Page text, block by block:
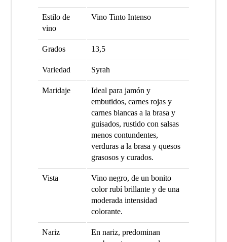
Estilo de
vino
Vino Tinto Intenso
Grados 13,5
Variedad Syrah
Maridaje
Ideal para jamón y
embutidos, carnes rojas y
carnes blancas a la brasa y
guisados, rustido con salsas
menos contundentes,
verduras a la brasa y quesos
grasosos y curados.
Vista
Vino negro, de un bonito
color rubí brillante y de una
moderada intensidad
colorante.
Nariz
En nariz, predominan